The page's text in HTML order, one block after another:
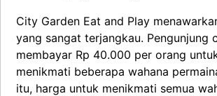
City Garden Eat and Play
yang sangat terjangkau. Pengunjung
membayar Rp 40.000 per orang
menikmati beberapa wahana
itu, harga untuk menikmati semua